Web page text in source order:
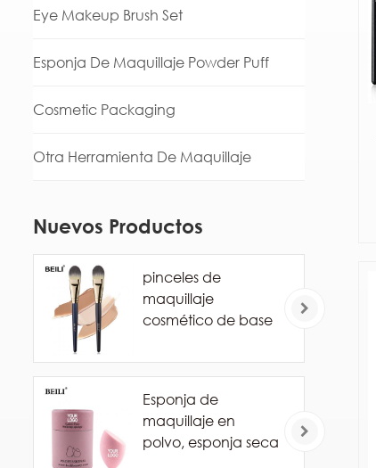
Eye Makeup Brush Set
Esponja De Maquillaje Powder Puff
Cosmetic Packaging
Otra Herramienta De Maquillaje
Nuevos Productos
pinceles de
maquillaje
cosmético de base
Esponja de
maquillaje en
polvo, esponja seca